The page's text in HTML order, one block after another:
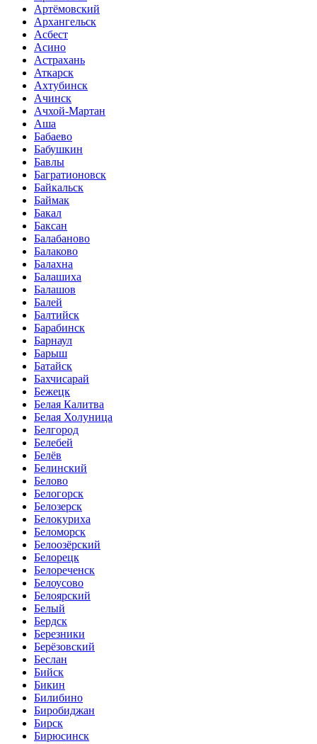
Артёмовский
Архангельск
Асбест
Асино
Астрахань
Аткарск
Ахтубинск
Ачинск
Ачхой-Мартан
Аша
Бабаево
Бабушкин
Бавлы
Багратионовск
Байкальск
Баймак
Бакал
Баксан
Балабаново
Балаково
Балахна
Балашиха
Балашов
Балей
Балтийск
Барабинск
Барнаул
Барыш
Батайск
Бахчисарай
Бежецк
Белая Калитва
Белая Холуница
Белгород
Белебей
Белёв
Белинский
Белово
Белогорск
Белозерск
Белокуриха
Беломорск
Белоозёрский
Белорецк
Белореченск
Белоусово
Белоярский
Белый
Бердск
Березники
Берёзовский
Беслан
Бийск
Бикин
Билибино
Биробиджан
Бирск
Бирюсинск